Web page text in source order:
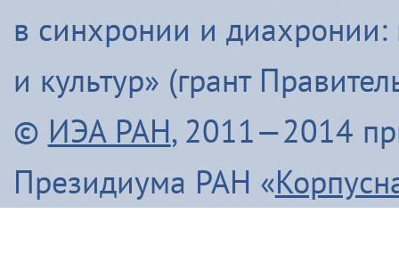
в синхронии и диахронии:
и культур» (грант
© ИЭА РАН, 2011—2014
Президиума РАН «